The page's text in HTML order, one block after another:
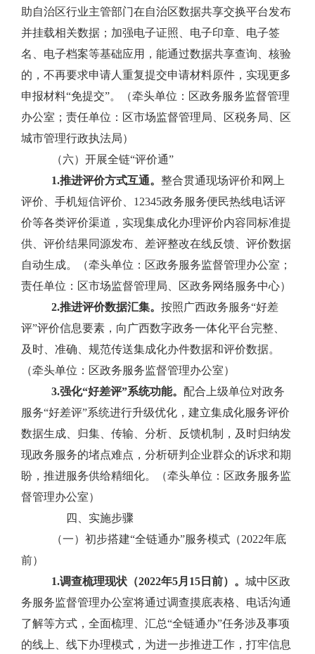
助自治区行业主管部门在自治区数据共享交换平台发布
并挂载相关数据；加强电子证照、电子印章、电子签
名、电子档案等基础应用，能通过数据共享查询、核验
的，不再要求申请人重复提交申请材料原件，实现更多
申报材料“免提交”。（牵头单位：区政务服务监督管理
办公室；责任单位：区市场监督管理局、区税务局、区
城市管理行政执法局）
（六）开展全链“评价通”
1.推进评价方式互通。 整合贯通现场评价和网上
评价、手机短信评价、 12345政务服务便民热线电话评
价等各类评价渠道，实现集成化办理评价内容同标准提
供、评价结果同源发布、差评整改在线反馈、评价数据
自动生成。（牵头单位：区政务服务监督管理办公室；
责任单位：区市场监督管理局、区政务网络服务中心）
2.推进评价数据汇集。 按照广西政务服务“好差
评”评价信息要素，向广西数字政务一体化平台完整、
及时、准确、规范传送集成化办件数据和评价数据。
（牵头单位：区政务服务监督管理办公室）
3.强化“好差评”系统功能。 配合上级单位对政务
服务“好差评”系统进行升级优化， 建立集成化服务评价
数据生成、归集、传输、分析、反馈机制， 及时归纳发
现政务服务的堵点难点，分析研判企业群众的诉求和期
盼，推进服务供给精细化。（牵头单位：区政务服务监
督管理办公室）
四、实施步骤
（一）初步搭建“全链通办”服务模式（2022年底
前）
1.调查梳理现状（2022年5月 15 日前）。 城中区政
务服务监督管理办公室将通过调查摸底表格、电话沟通
了解等方式，全面梳理、汇总“全链通办”任务涉及事项
的线上、线下办理模式，为进一步推进工作，打牢信息